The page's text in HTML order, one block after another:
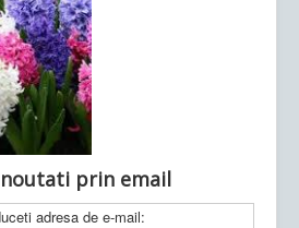
04.11.2022 -
Mehedinți
prin email
adresa de e-mail: